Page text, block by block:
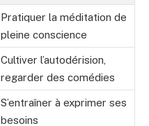
Pratiquer la méditation de
pleine conscience
Cultiver l’autodérision,
regarder des comédies
S’entraîner à exprimer ses
besoins